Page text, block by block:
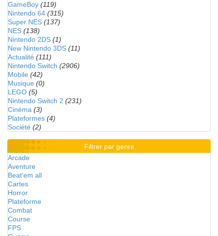
GameBoy (119)
Nintendo 64 (315)
Super NES (137)
NES (138)
Nintendo 2DS (1)
New Nintendo 3DS (11)
Actualité (111)
Nintendo Switch (2906)
Mobile (42)
Musique (0)
LEGO (5)
Nintendo Switch 2 (231)
Cinéma (3)
Plateformes (4)
Société (2)
Filtrer par genre
Arcade
Aventure
Beat'em all
Cartes
Horror
Plateforme
Combat
Course
FPS